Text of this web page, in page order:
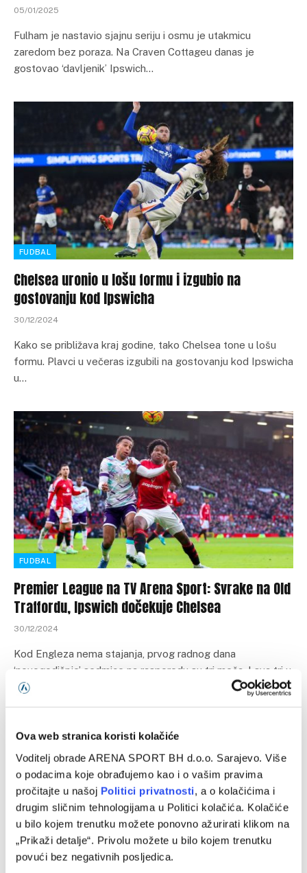
Ova web stranica koristi kolačiće
Voditelj obrade ARENA SPORT BH d.o.o. Sarajevo. Više
o podacima koje obrađujemo kao i o vašim pravima
pročitajte u našoj Politici privatnosti, a o kolačićima i
drugim sličnim tehnologijama u Politici kolačića. Kolačiće
u bilo kojem trenutku možete ponovno ažurirati klikom na
„Prikaži detalje“. Privolu možete u bilo kojem trenutku
povući bez negativnih posljedica.
05/01/2025
Fulham je nastavio sjajnu seriju i osmu je utakmicu
zaredom bez poraza. Na Craven Cottageu danas je
gostovao ‘davljenik’ Ipswich…
FUDBAL
Chelsea uronio u lošu formu i izgubio na
gostovanju kod Ipswicha
30/12/2024
Kako se približava kraj godine, tako Chelsea tone u lošu
formu. Plavci u večeras izgubili na gostovanju kod Ipswicha
u…
FUDBAL
Premier League na TV Arena Sport: Svrake na Old
Traffordu, Ipswich dočekuje Chelsea
30/12/2024
Kod Engleza nema stajanja, prvog radnog dana
‘novogodišnje’ sedmice na rasporedu su tri meča. I sva tri u
direktnom prenosu…